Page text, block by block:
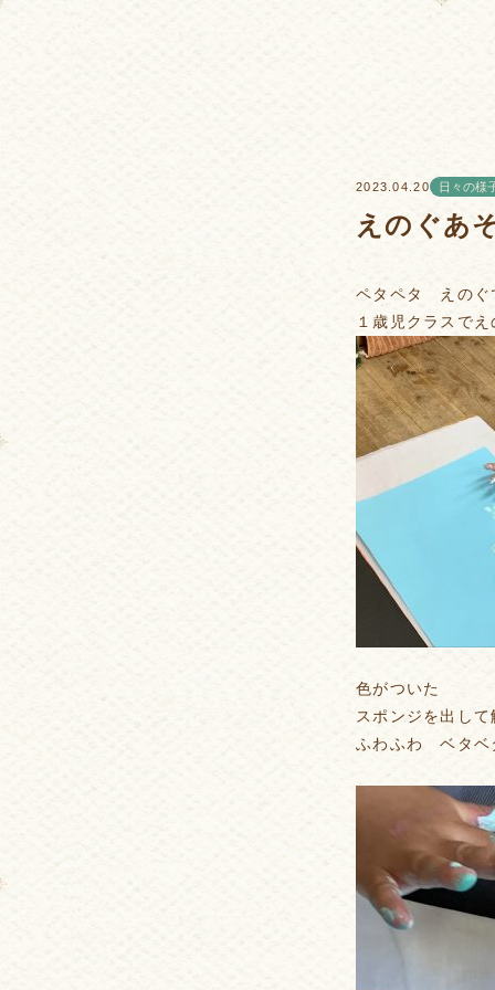
2023.04.20 日々の様
えのぐあ
ペタペタ えのぐ
１歳児クラスで
色がついた
スポンジを出し
ふわふわ ベタベ